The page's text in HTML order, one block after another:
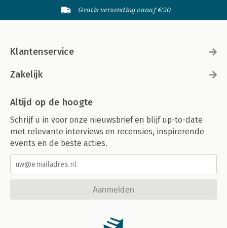
Gratis verzending vanaf €20
Klantenservice
Zakelijk
Altijd op de hoogte
Schrijf u in voor onze nieuwsbrief en blijf up-to-date
met relevante interviews en recensies, inspirerende
events en de beste acties.
Aanmelden